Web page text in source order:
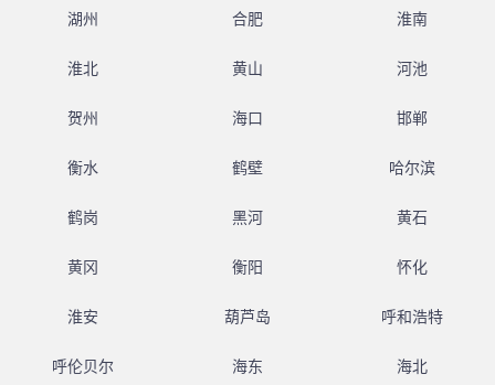
湖州 合肥 淮南
淮北 黄山 河池
贺州 海口 邯郸
衡水 鹤壁 哈尔滨
鹤岗 黑河 黄石
黄冈 衡阳 怀化
淮安 葫芦岛 呼和浩特
呼伦贝尔 海东 海北